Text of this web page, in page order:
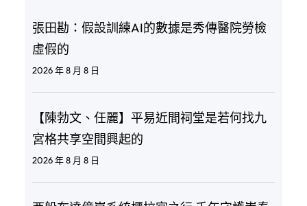
張田勘：假設訓練AI的數據是秀傳醫院勞檢
虛假的
2026 年 8 月 8 日
【陳勃文、任麗】平易近間祠堂是若何找九
宮格共享空間興起的
2026 年 8 月 8 日